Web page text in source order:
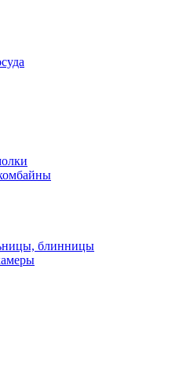
блинницы